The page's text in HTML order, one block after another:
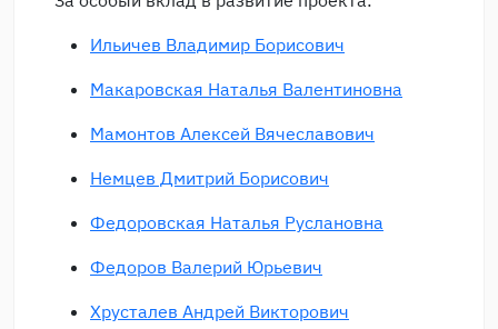
Ильичев Владимир Борисович
Макаровская Наталья Валентиновна
Мамонтов Алексей Вячеславович
Немцев Дмитрий Борисович
Федоровская Наталья Руслановна
Федоров Валерий Юрьевич
Хрусталев Андрей Викторович